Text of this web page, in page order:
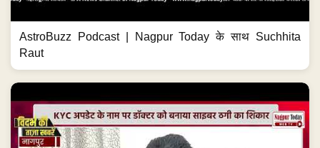
AstroBuzz Podcast | Nagpur Today के साथ Suchhita
Raut